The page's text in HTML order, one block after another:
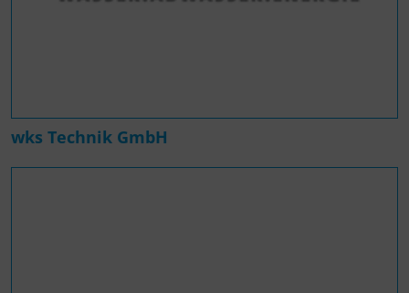
wks Technik GmbH